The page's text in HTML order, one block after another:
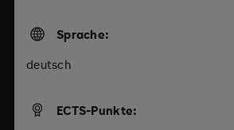
Sprache:
deutsch
ECTS-Punkte: